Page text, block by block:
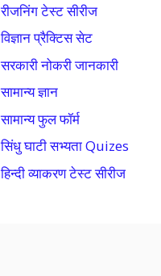
रीजनिंग टेस्ट सीरीज
विज्ञान प्रैक्टिस सेट
सरकारी नोकरी जानकारी
सामान्य ज्ञान
सामान्य फुल फॉर्म
सिंधु घाटी सभ्यता Quizes
हिन्दी व्याकरण टेस्ट सीरीज